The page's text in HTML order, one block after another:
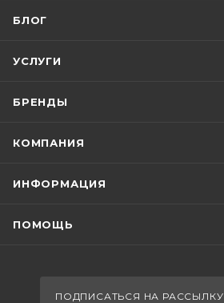
БЛОГ
УСЛУГИ
БРЕНДЫ
КОМПАНИЯ
ИНФОРМАЦИЯ
ПОМОЩЬ
ПОДПИСАТЬСЯ НА РАССЫЛКУ